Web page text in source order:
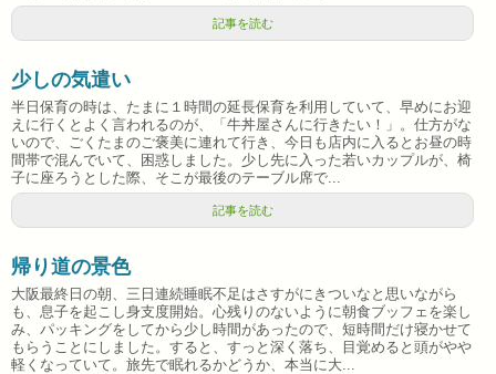
記事を読む
少しの気遣い
半日保育の時は、たまに１時間の延長保育を利用していて、早めにお迎
えに行くとよく言われるのが、「牛丼屋さんに行きたい！」。仕方がな
いので、ごくたまのご褒美に連れて行き、今日も店内に入るとお昼の時
間帯で混んでいて、困惑しました。少し先に入った若いカップルが、椅
子に座ろうとした際、そこが最後のテーブル席で...
記事を読む
帰り道の景色
大阪最終日の朝、三日連続睡眠不足はさすがにきついなと思いながら
も、息子を起こし身支度開始。心残りのないように朝食ブッフェを楽し
み、パッキングをしてから少し時間があったので、短時間だけ寝かせて
もらうことにしました。すると、すっと深く落ち、目覚めると頭がやや
軽くなっていて。旅先で眠れるかどうか、本当に大...